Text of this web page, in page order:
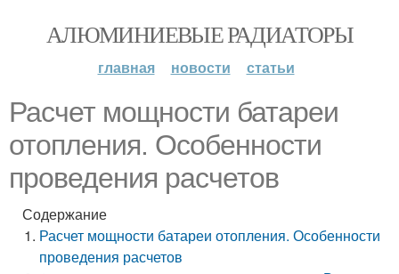
АЛЮМИНИЕВЫЕ РАДИАТОРЫ
главная новости статьи
Расчет мощности батареи
отопления. Особенности
проведения расчетов
Содержание
Расчет мощности батареи отопления. Особенности
проведения расчетов